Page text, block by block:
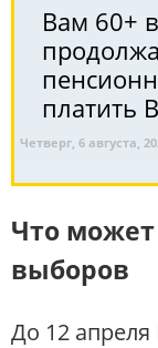
Вам 60+
платить
Четверг, 6 августа,
Что
выборов
До 12